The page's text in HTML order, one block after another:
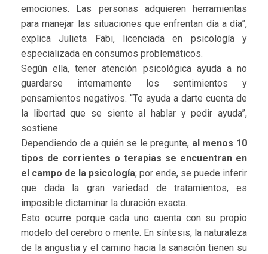
emociones. Las personas adquieren herramientas
para manejar las situaciones que enfrentan día a día”,
explica Julieta Fabi, licenciada en psicología y
especializada en consumos problemáticos.
Según ella, tener atención psicológica ayuda a no
guardarse internamente los sentimientos y
pensamientos negativos. “Te ayuda a darte cuenta de
la libertad que se siente al hablar y pedir ayuda”,
sostiene.
Dependiendo de a quién se le pregunte, al menos 10
tipos de corrientes o terapias se encuentran en
el campo de la psicología; por ende, se puede inferir
que dada la gran variedad de tratamientos, es
imposible dictaminar la duración exacta.
Esto ocurre porque cada uno cuenta con su propio
modelo del cerebro o mente. En síntesis, la naturaleza
de la angustia y el camino hacia la sanación tienen su